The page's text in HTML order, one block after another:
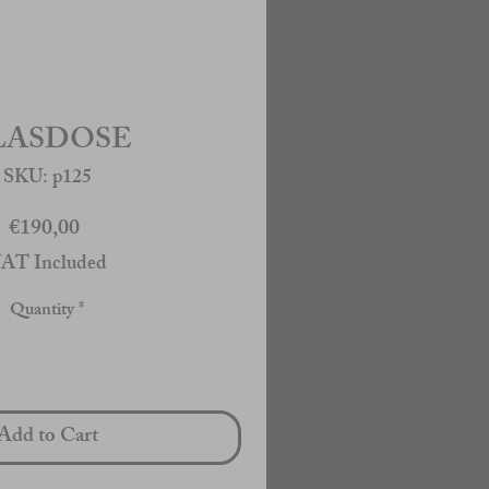
SKU: p125
€190,00Price
Included
Quantity*
to Cart